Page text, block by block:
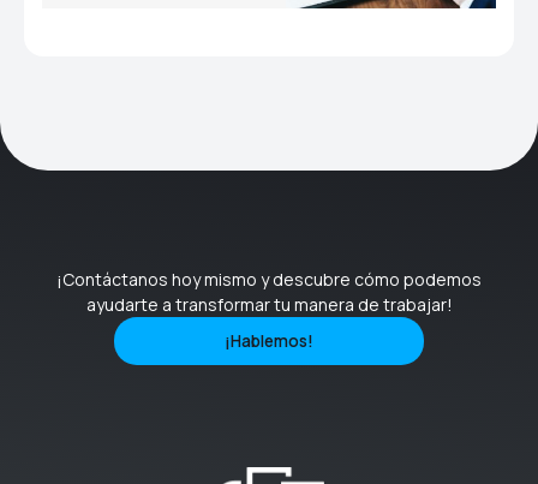
¡Contáctanos hoy mismo y descubre cómo podemos
ayudarte a transformar tu manera de trabajar!
¡Hablemos!